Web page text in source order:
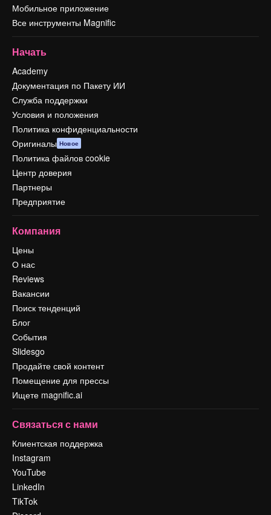
Мобильное приложение
Все инструменты Magnific
Начать
Academy
Документация по Пакету ИИ
Служба поддержки
Условия и положения
Политика конфиденциальности
Оригиналы Новое
Политика файлов cookie
Центр доверия
Партнеры
Предприятие
Компания
Цены
О нас
Reviews
Вакансии
Поиск тенденций
Блог
События
Slidesgo
Продайте свой контент
Помещение для прессы
Ищете magnific.ai
Связаться с нами
Клиентская поддержка
Instagram
YouTube
LinkedIn
TikTok